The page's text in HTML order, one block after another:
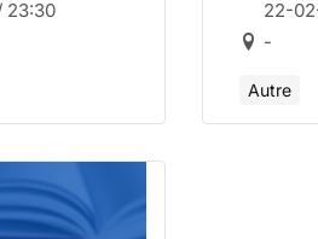
23:30
22-
-
Autre